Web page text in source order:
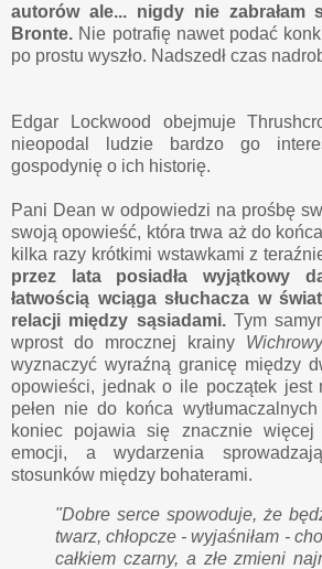
autorów ale... nigdy nie zabrałam
Bronte. Nie potrafię nawet podać
po prostu wyszło. Nadszedł czas
Edgar Lockwood obejmuje
nieopodal ludzie bardzo go
gospodynię o ich historię.
Pani Dean w odpowiedzi na prośbę
swoją opowieść, która trwa aż do
kilka razy krótkimi wstawkami z
przez lata posiadła wyjątkowy
łatwością wciąga słuchacza w
relacji między sąsiadami.Tym
wprost do mrocznej krainy
wyznaczyć wyraźną granicę między
opowieści, jednak o ile początek jest
pełen nie do końca
koniec pojawia się znacznie więcej
emocji, a wydarzenia
stosunków między bohaterami.
"Dobre serce spowoduje, że
twarz, chłopcze - wyjaśniłam -
całkiem czarny, a złe zmieni